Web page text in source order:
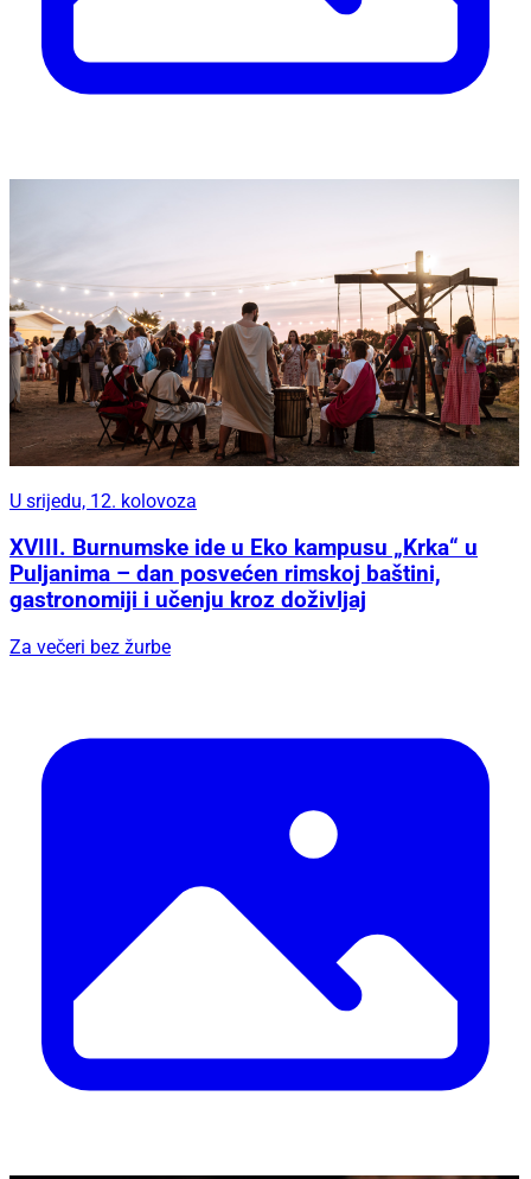
U srijedu, 12. kolovoza
XVIII. Burnumske ide u Eko kampusu „Krka“ u
Puljanima – dan posvećen rimskoj baštini,
gastronomiji i učenju kroz doživljaj
Za večeri bez žurbe